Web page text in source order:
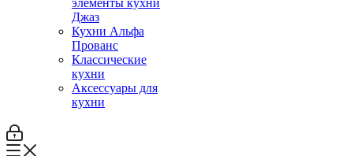
элементы кухни
Джаз
Кухни Альфа
Прованс
Классические
кухни
Аксессуары для
кухни